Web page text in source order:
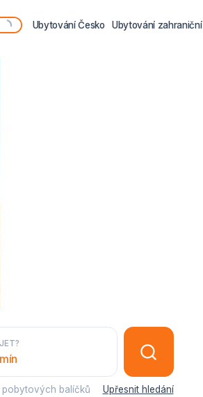
Ubytování Česko Ubytování zahraniční
pobytových balíčků Upřesnit hledání